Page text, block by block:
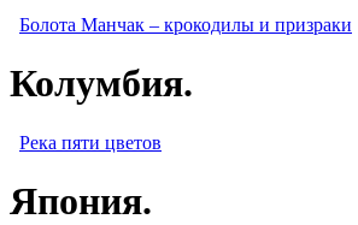
Болота Манчак – крокодилы и призраки
Колумбия.
Река пяти цветов
Япония.